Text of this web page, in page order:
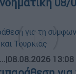
|08.08.2026 13:08